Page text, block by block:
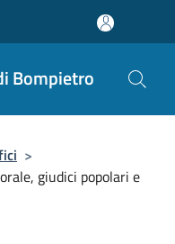
Bompietro
>
giudici popolari e